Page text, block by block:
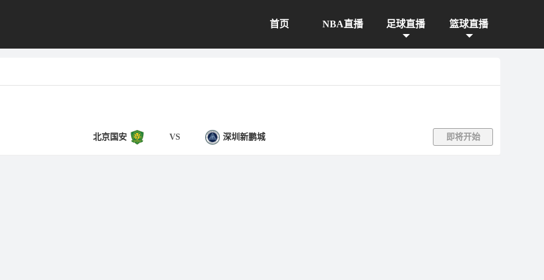
首页 NBA直播 足球直播 篮球直播
北京国安 VS 深圳新鹏城 即将开始